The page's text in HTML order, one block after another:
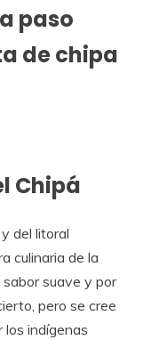
paso
de chipa
Chipá
del litoral
culinaria de la
suave y por
pero se cree
los indígenas